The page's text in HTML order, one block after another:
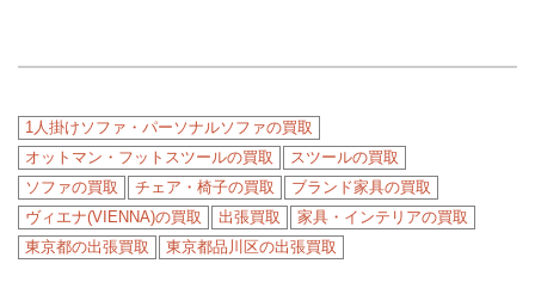
1人掛けソファ・パーソナルソファの買取
オットマン・フットスツールの買取
スツールの買取
ソファの買取
チェア・椅子の買取
ブランド家具の買取
ヴィエナ(VIENNA)の買取
出張買取
家具・インテリアの買取
東京都の出張買取
東京都品川区の出張買取